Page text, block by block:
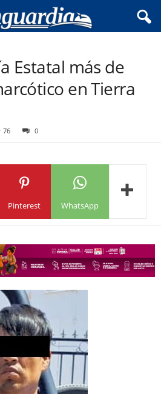
Estatal más de
en Tierra
76 0
Pinterest WhatsApp